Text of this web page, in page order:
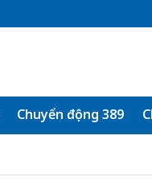
Chuyển động 389